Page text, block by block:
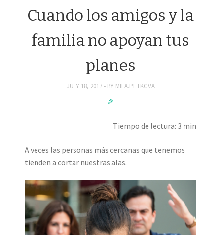
Cuando los amigos y la
familia no apoyan tus
planes
JULY 18, 2017 BY MILA.PETKOVA
Tiempo de lectura: 3 min
A veces las personas más cercanas que tenemos
tienden a cortar nuestras alas.